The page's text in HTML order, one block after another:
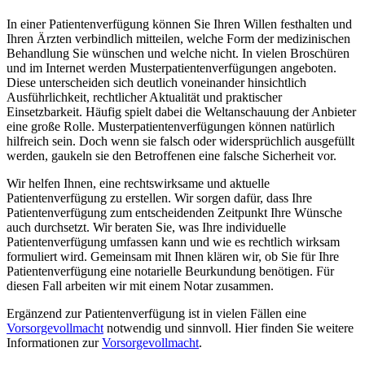
In einer Patientenverfügung können Sie Ihren Willen festhalten und
Ihren Ärzten verbindlich mitteilen, welche Form der medizinischen
Behandlung Sie wünschen und welche nicht. In vielen Broschüren
und im Internet werden Musterpatientenverfügungen angeboten.
Diese unterscheiden sich deutlich voneinander hinsichtlich
Ausführlichkeit, rechtlicher Aktualität und praktischer
Einsetzbarkeit. Häufig spielt dabei die Weltanschauung der Anbieter
eine große Rolle. Musterpatientenverfügungen können natürlich
hilfreich sein. Doch wenn sie falsch oder widersprüchlich ausgefüllt
werden, gaukeln sie den Betroffenen eine falsche Sicherheit vor.
Wir helfen Ihnen, eine rechtswirksame und aktuelle
Patientenverfügung zu erstellen. Wir sorgen dafür, dass Ihre
Patientenverfügung zum entscheidenden Zeitpunkt Ihre Wünsche
auch durchsetzt. Wir beraten Sie, was Ihre individuelle
Patientenverfügung umfassen kann und wie es rechtlich wirksam
formuliert wird. Gemeinsam mit Ihnen klären wir, ob Sie für Ihre
Patientenverfügung eine notarielle Beurkundung benötigen. Für
diesen Fall arbeiten wir mit einem Notar zusammen.
Ergänzend zur Patientenverfügung ist in vielen Fällen eine
Vorsorgevollmacht notwendig und sinnvoll. Hier finden Sie weitere
Informationen zurVorsorgevollmacht.